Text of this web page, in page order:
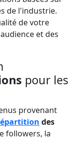
de l'industrie.
de votre
et des
pour les
provenant
des
followers, la